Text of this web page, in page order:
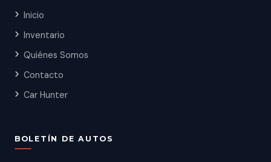
Inicio
Inventario
Quiénes Somos
Contacto
Car Hunter
BOLETÍN DE AUTOS